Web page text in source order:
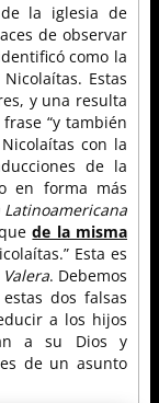
la iglesia de
de observar
como la
Estas
y una resulta
“y también
con la
de la
en forma más
de la misma
Esta es
. Debemos
dos falsas
a los hijos
a su Dios y
de un asunto